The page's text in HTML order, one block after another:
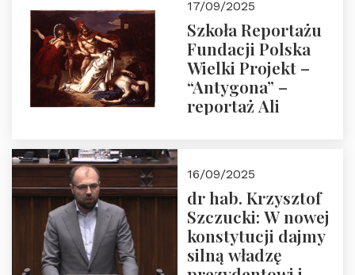
17/09/2025
Szkoła Reportażu
Fundacji Polska
Wielki Projekt –
“Antygona” –
reportaż Ali
16/09/2025
dr hab. Krzysztof
Szczucki: W nowej
konstytucji dajmy
silną władzę